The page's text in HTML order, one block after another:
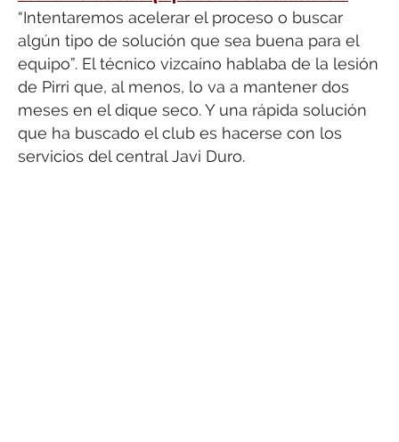
“Intentaremos acelerar el proceso o buscar
algún tipo de solución que sea buena para el
equipo”. El técnico vizcaíno hablaba de la lesión
de Pirri que, al menos, lo va a mantener dos
meses en el dique seco. Y una rápida solución
que ha buscado el club es hacerse con los
servicios del central Javi Duro.